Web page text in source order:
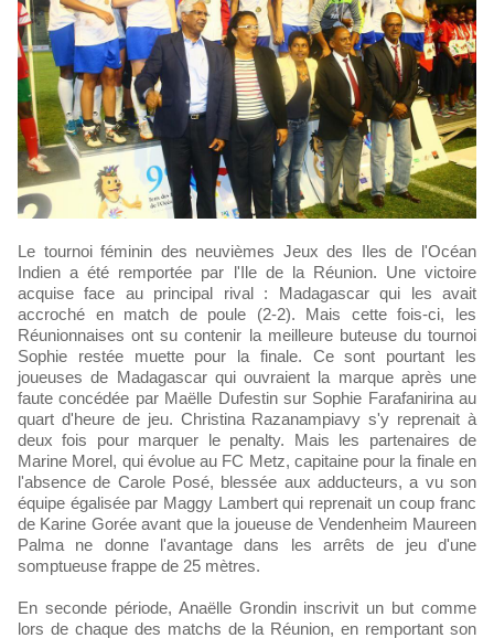
Le tournoi féminin des neuvièmes Jeux des Iles de l'Océan
Indien a été remportée par l'Ile de la Réunion. Une victoire
acquise face au principal rival : Madagascar qui les avait
accroché en match de poule (2-2). Mais cette fois-ci, les
Réunionnaises ont su contenir la meilleure buteuse du tournoi
Sophie restée muette pour la finale. Ce sont pourtant les
joueuses de Madagascar qui ouvraient la marque après une
faute concédée par Maëlle Dufestin sur Sophie Farafanirina au
quart d'heure de jeu. Christina Razanampiavy s'y reprenait à
deux fois pour marquer le penalty. Mais les partenaires de
Marine Morel, qui évolue au FC Metz, capitaine pour la finale en
l'absence de Carole Posé, blessée aux adducteurs, a vu son
équipe égalisée par Maggy Lambert qui reprenait un coup franc
de Karine Gorée avant que la joueuse de Vendenheim Maureen
Palma ne donne l'avantage dans les arrêts de jeu d'une
somptueuse frappe de 25 mètres.
En seconde période, Anaëlle Grondin inscrivit un but comme
lors de chaque des matchs de la Réunion, en remportant son